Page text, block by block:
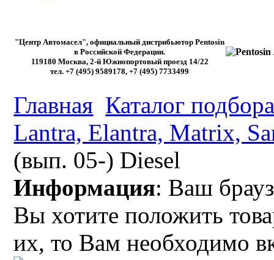
"Центр Автомасел", официальный дистрибьютор Pentosin
в Российской Федерации.
119180 Москва, 2-й Южнопортовый проезд 14/22
тел. +7 (495) 9589178, +7 (495) 7733499
Главная Каталог
Lantra, Elantra, Matrix,
(вып. 05-) Diesel
Информация: Ваш
Вы хотите положить
их, то Вам необходимо